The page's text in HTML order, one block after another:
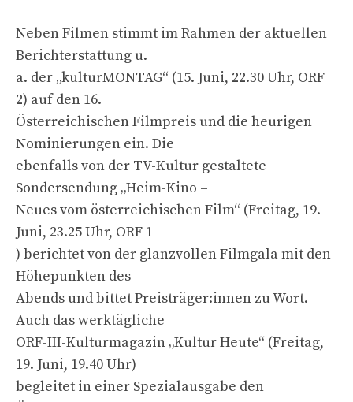
Neben Filmen stimmt im Rahmen der aktuellen
Berichterstattung u.
a. der „kulturMONTAG“ (15. Juni, 22.30 Uhr, ORF
2) auf den 16.
Österreichischen Filmpreis und die heurigen
Nominierungen ein. Die
ebenfalls von der TV-Kultur gestaltete
Sondersendung „Heim-Kino –
Neues vom österreichischen Film“ (Freitag, 19.
Juni, 23.25 Uhr, ORF 1
) berichtet von der glanzvollen Filmgala mit den
Höhepunkten des
Abends und bittet Preisträger:innen zu Wort.
Auch das werktägliche
ORF-III-Kulturmagazin „Kultur Heute“ (Freitag,
19. Juni, 19.40 Uhr)
begleitet in einer Spezialausgabe den